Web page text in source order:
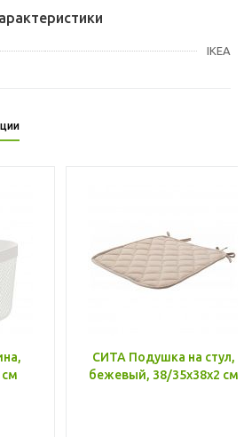
IKEA
см
СИТА Подушка на стул,
бежевый, 38/35x38x2 см